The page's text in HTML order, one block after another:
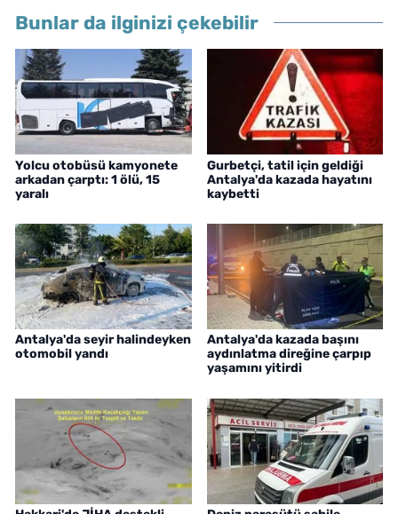
Bunlar da ilginizi çekebilir
Yolcu otobüsü kamyonete
arkadan çarptı: 1 ölü, 15
yaralı
Gurbetçi, tatil için geldiği
Antalya'da kazada hayatını
kaybetti
Antalya'da seyir halindeyken
otomobil yandı
Antalya'da kazada başını
aydınlatma direğine çarpıp
yaşamını yitirdi